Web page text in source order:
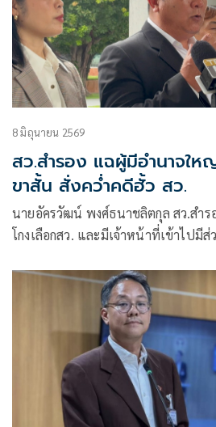
8 มิถุนายน 2569
สว.สำรอง แฉผู้มีอำนาจให
ขาสั้น สั่งคว่ำคดีฮั้ว สว.
นายอัครวัฒน์ พงศ์ธนาชลิตกุล สว.สำร
โกงเลือกสว. และมีเจ้าหน้าที่เข้าไปมี
การเลือกตั้งที่มีบทบาทคือนายฐิติเชษ